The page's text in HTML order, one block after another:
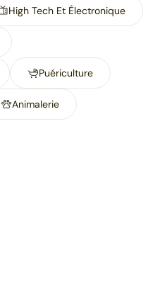
High Tech Et Électronique
Puériculture
Animalerie